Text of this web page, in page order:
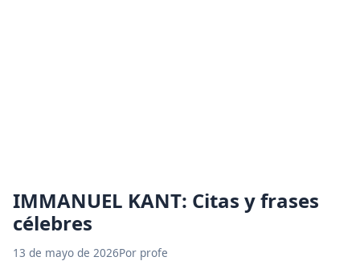
IMMANUEL KANT: Citas y frases
célebres
13 de mayo de 2026Por profe